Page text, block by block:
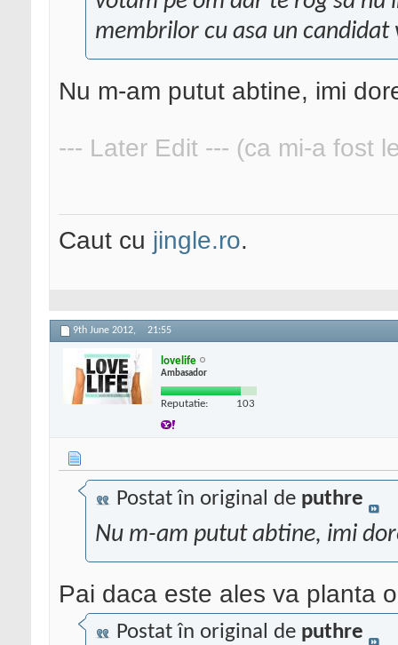
membrilor cu asa un
Nu m-am putut abtine, imi
--- Later Edit --- (ca mi-a fost
Caut cu jingle.ro.
9th June 2012, 21:55
lovelife
Ambasador
Reputatie: 103
Postat în original de puthre
Nu m-am putut abtine, imi
Pai daca este ales va planta
Postat în original de puthre